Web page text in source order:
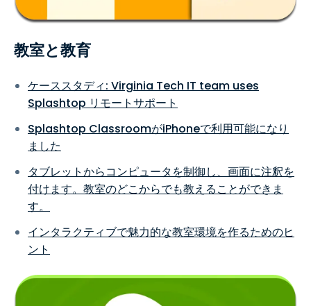
教室と教育
ケーススタディ: Virginia Tech IT team uses
Splashtop リモートサポート
Splashtop ClassroomがiPhoneで利用可能になり
ました
タブレットからコンピュータを制御し、画面に注釈を
付けます。教室のどこからでも教えることができま
す。
インタラクティブで魅力的な教室環境を作るためのヒ
ント